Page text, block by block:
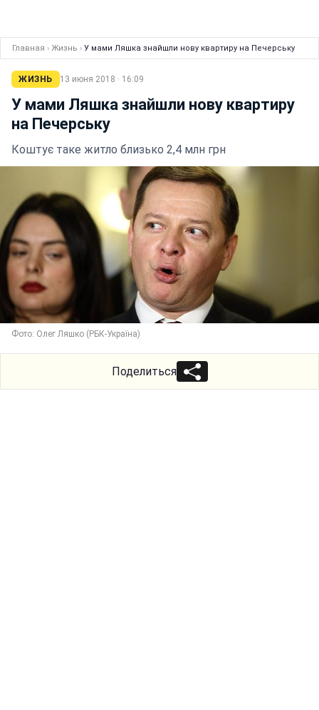
Главная › Жизнь › У мами Ляшка знайшли нову квартиру на Печерську
ЖИЗНЬ 13 июня 2018 · 16:09
У мами Ляшка знайшли нову квартиру
на Печерську
Коштує таке житло близько 2,4 млн грн
Фото: Олег Ляшко (РБК-Україна)
Поделиться